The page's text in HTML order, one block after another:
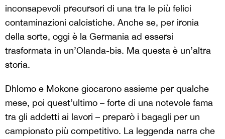
inconsapevoli precursori di una tra le più felici
contaminazioni calcistiche. Anche se, per ironia
della sorte, oggi è la Germania ad essersi
trasformata in un’Olanda-bis. Ma questa è un’altra
storia.
Dhlomo e Mokone giocarono assieme per qualche
mese, poi quest’ultimo – forte di una notevole fama
tra gli addetti ai lavori – preparò i bagagli per un
campionato più competitivo. La leggenda narra che